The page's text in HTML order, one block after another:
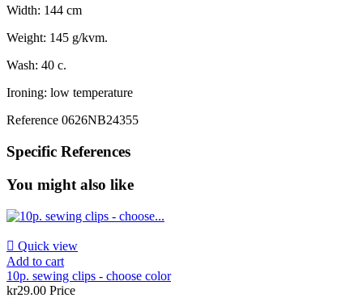
Width: 144 cm
Weight: 145 g/kvm.
Wash: 40 c.
Ironing: low temperature
Reference 0626NB24355
Specific References
You might also like
 Quick view
Add to cart
10p. sewing clips - choose color
kr29.00 Price